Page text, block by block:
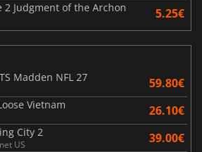
2 Judgment of the Archon 5.25€
Madden NFL 27
59.80€
Vietnam 26.10€
City 2
US 39.00€